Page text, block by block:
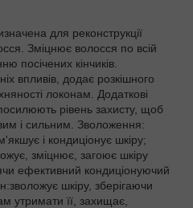
для реконструкції
Зміцнює волосся по всій
посічених кінчиків.
впливів, додає розкішного
локонам. Додаткові
рівень захисту, щоб
і сильним. Зволоження:
і кондиціонує шкіру;
зміцнює, загоює шкіру
ефективний кондиціонуючий
шкіру, зберігаючи
утримати її, захищає,